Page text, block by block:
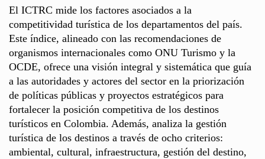
El ICTRC mide los factores asociados a la
competitividad turística de los departamentos del país.
Este índice, alineado con las recomendaciones de
organismos internacionales como ONU Turismo y la
OCDE, ofrece una visión integral y sistemática que guía
a las autoridades y actores del sector en la priorización
de políticas públicas y proyectos estratégicos para
fortalecer la posición competitiva de los destinos
turísticos en Colombia. Además, analiza la gestión
turística de los destinos a través de ocho criterios:
ambiental, cultural, infraestructura, gestión del destino,